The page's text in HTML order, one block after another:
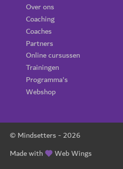
Over ons
Coaching
Coaches
Partners
Online cursussen
Trainingen
Programma's
Webshop
© Mindsetters -2026
Made with
Web Wings